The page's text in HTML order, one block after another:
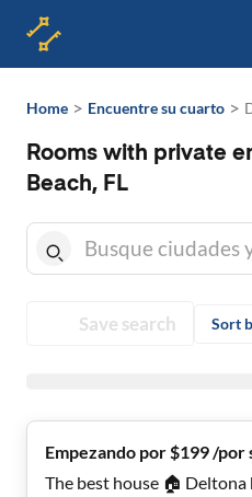
Home > Encuentre su cuarto >
Rooms with private
Beach, FL
Save search Sort
Empezando por $199 /por
The best house 🏠